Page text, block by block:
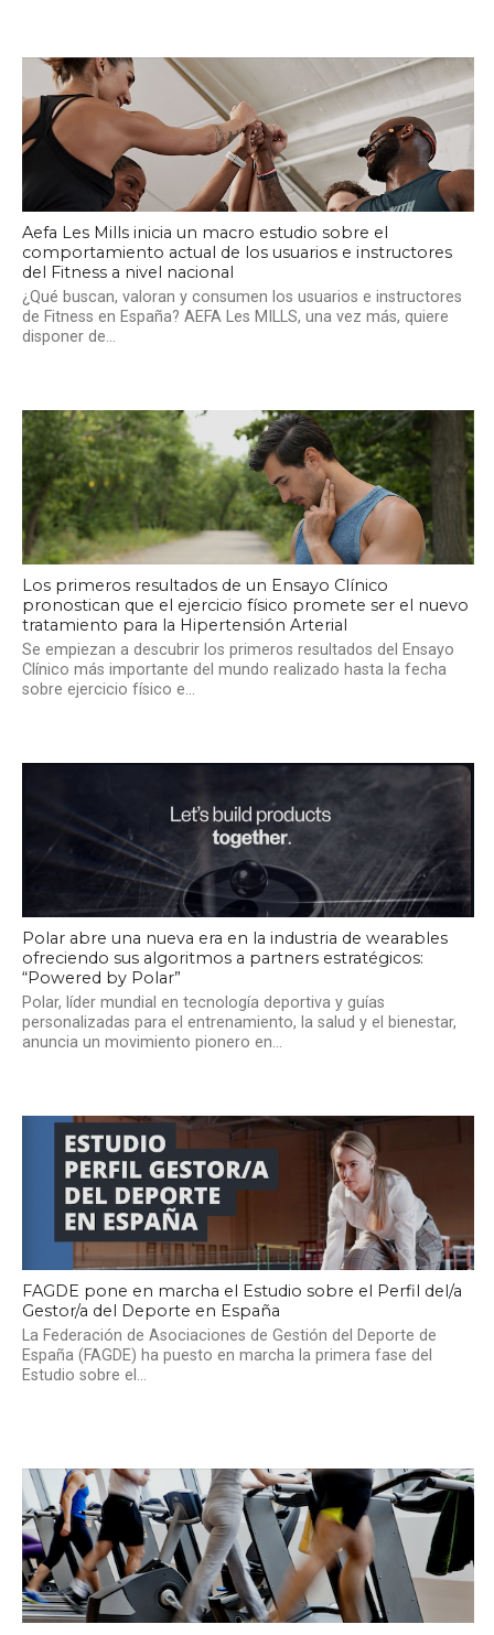
Aefa Les Mills inicia un macro estudio sobre el
comportamiento actual de los usuarios e instructores
del Fitness a nivel nacional
¿Qué buscan, valoran y consumen los usuarios e instructores
de Fitness en España? AEFA Les MILLS, una vez más, quiere
disponer de...
Los primeros resultados de un Ensayo Clínico
pronostican que el ejercicio físico promete ser el nuevo
tratamiento para la Hipertensión Arterial
Se empiezan a descubrir los primeros resultados del Ensayo
Clínico más importante del mundo realizado hasta la fecha
sobre ejercicio físico e...
Polar abre una nueva era en la industria de wearables
ofreciendo sus algoritmos a partners estratégicos:
“Powered by Polar”
Polar, líder mundial en tecnología deportiva y guías
personalizadas para el entrenamiento, la salud y el bienestar,
anuncia un movimiento pionero en...
FAGDE pone en marcha el Estudio sobre el Perfil del/a
Gestor/a del Deporte en España
La Federación de Asociaciones de Gestión del Deporte de
España (FAGDE) ha puesto en marcha la primera fase del
Estudio sobre el...